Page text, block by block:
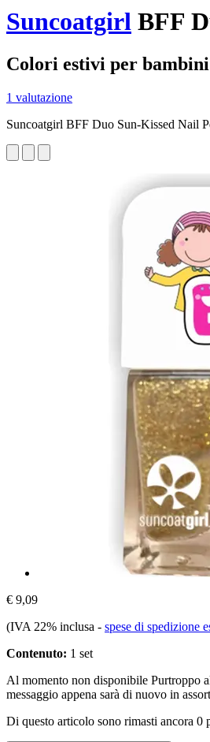
Suncoatgirl BFF
Colori estivi per
1 valutazione
Suncoatgirl BFF Duo Sun-Kissed Nail
€ 9,09
(IVA 22% inclusa - spese di spedizione
Contenuto: 1 set
Al momento non disponibile Purtroppo
messaggio appena sarà di nuovo in
Di questo articolo sono rimasti ancora 0